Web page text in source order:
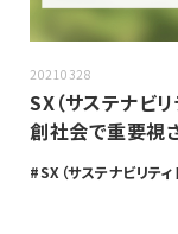
20210328
SX（サステナビ
創社会で重要視
SX（サステナビリティ